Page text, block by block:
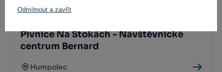
Odmítnout a zavřít
Pivnice Na Štokách - Návštěvnické
centrum Bernard
Humpolec